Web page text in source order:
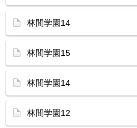
林間学園14
林間学園15
林間学園14
林間学園12